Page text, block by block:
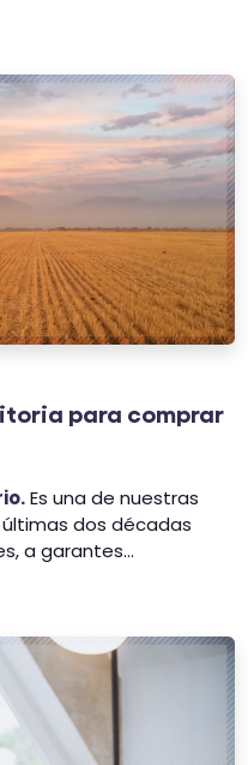
para comprar
Es una de nuestras
dos décadas
a garantes...